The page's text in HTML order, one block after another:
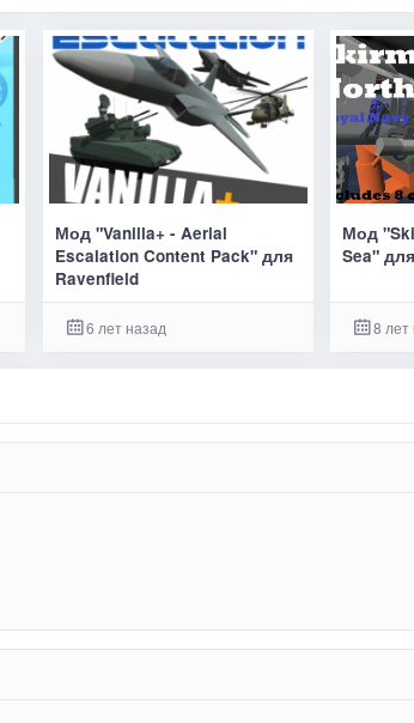
Мод "Vanilla+ - Aerial
Escalation Content Pack" для
Ravenfield
6 лет назад
Мод
Sea"
8 лет